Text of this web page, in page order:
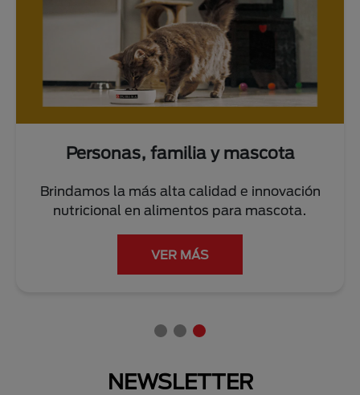
Personas, familia y mascota
Brindamos la más alta calidad e innovación
nutricional en alimentos para mascota.
VER MÁS
NEWSLETTER